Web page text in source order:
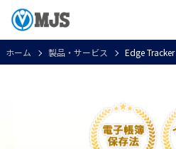
ホーム 製品・サービス Edge Tracker